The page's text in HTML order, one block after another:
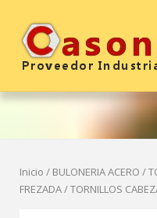
contenido
Inicio
Inicio / BULONERIA ACERO /
FREZADA/ TORNILLOS